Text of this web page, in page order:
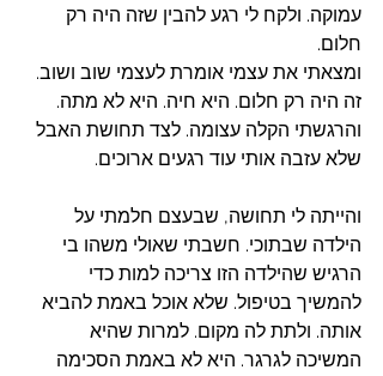
עמוקה. ולקח לי רגע להבין שזה היה רק
חלום.
ומצאתי את עצמי אומרת לעצמי שוב ושוב.
זה היה רק חלום. היא חיה. היא לא מתה.
והרגשתי הקלה עצומה. לצד תחושת האבל
שלא עזבה אותי עוד רגעים ארוכים.
והייתה לי תחושה, שבעצם חלמתי על
הילדה שבתוכי. חשבתי שאולי משהו בי
הרגיש שהילדה הזו צריכה למות כדי
להמשיך בטיפול. שלא אוכל באמת להביא
אותה. ולתת לה מקום. למרות שהיא
המשיכה לגרגר. היא לא באמת הסכימה